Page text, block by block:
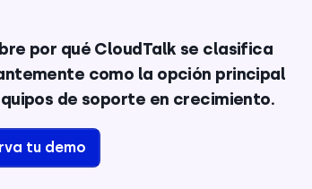
por qué CloudTalk se clasifica
como la opción principal
de soporte en crecimiento.
tu demo